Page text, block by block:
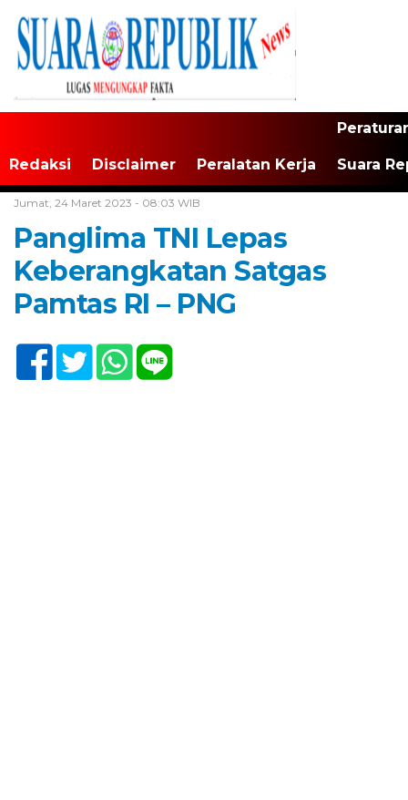
Redaksi Disclaimer Peralatan Kerja Suara
Jumat, 24 Maret 2023 - 08:03 WIB
Panglima TNI Lepas
Keberangkatan Satgas
Pamtas RI – PNG